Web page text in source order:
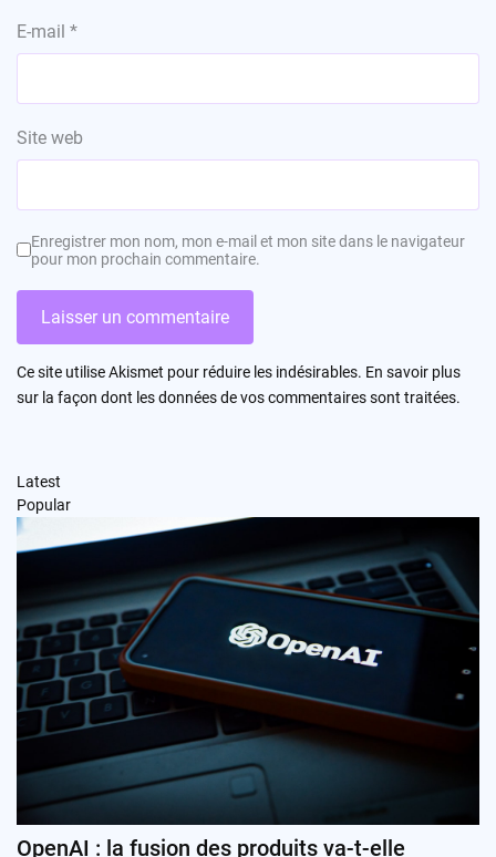
E-mail *
Site web
Enregistrer mon nom, mon e-mail et mon site dans le navigateur
pour mon prochain commentaire.
Ce site utilise Akismet pour réduire les indésirables. En savoir plus
sur la façon dont les données de vos commentaires sont traitées.
Latest
Popular
OpenAI : la fusion des produits va-t-elle